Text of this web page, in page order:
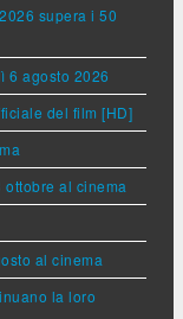
supera i 50
6 agosto 2026
del film [HD]
al cinema
al cinema
la loro